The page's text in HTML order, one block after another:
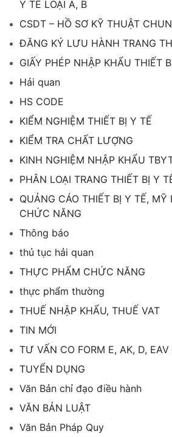
Y TẾ LOẠI A, B
CSDT – HỒ SƠ KỸ THUẬT
ĐĂNG KÝ LƯU HÀNH TRANG
GIẤY PHÉP NHẬP KHẨU THIẾT
Hải quan
HS CODE
KIỂM NGHIỆM THIẾT BỊ Y TẾ
KIỂM TRA CHẤT LƯỢNG
KINH NGHIỆM NHẬP KHẨU
PHÂN LOẠI TRANG THIẾT BỊ Y
QUẢNG CÁO THIẾT BỊ Y TẾ,
CHỨC NĂNG
Thông báo
thủ tục hải quan
THỰC PHẨM CHỨC NĂNG
thực phẩm thường
THUẾ NHẬP KHẨU, THUẾ VAT
TIN MỚI
TƯ VẤN CO FORM E, AK, D,
TUYỂN DỤNG
Văn Bản chỉ đạo điều hành
VĂN BẢN LUẬT
Văn Bản Pháp Quy